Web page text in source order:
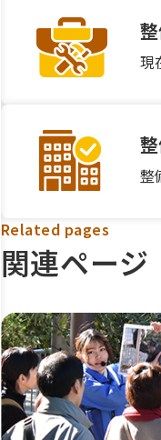
現
整
関連ページ
Related pages